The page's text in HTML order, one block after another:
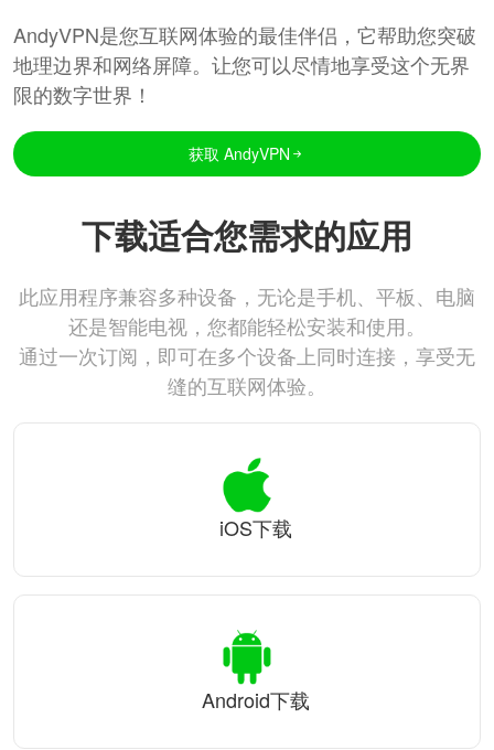
AndyVPN是您互联网体验的最佳伴侣，它帮助您突破
地理边界和网络屏障。让您可以尽情地享受这个无界
限的数字世界！
获取 AndyVPN
下载适合您需求的应用
此应用程序兼容多种设备，无论是手机、平板、电脑
还是智能电视，您都能轻松安装和使用。
通过一次订阅，即可在多个设备上同时连接，享受无
缝的互联网体验。
iOS下载
Android下载